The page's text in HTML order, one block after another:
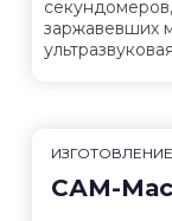
заржавевших
САМ-